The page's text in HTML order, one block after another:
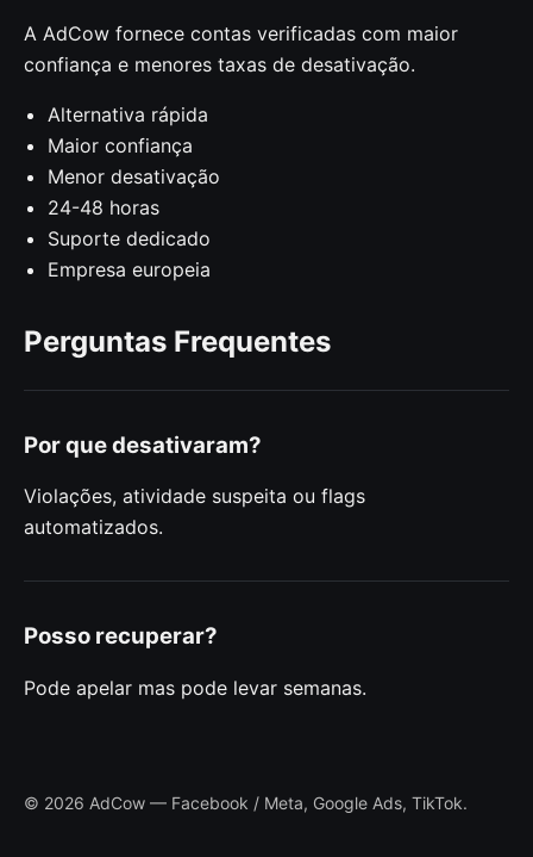
A AdCow fornece contas verificadas com maior
confiança e menores taxas de desativação.
Alternativa rápida
Maior confiança
Menor desativação
24-48 horas
Suporte dedicado
Empresa europeia
Perguntas Frequentes
Por que desativaram?
Violações, atividade suspeita ou flags
automatizados.
Posso recuperar?
Pode apelar mas pode levar semanas.
© 2026 AdCow — Facebook / Meta, Google Ads, TikTok.